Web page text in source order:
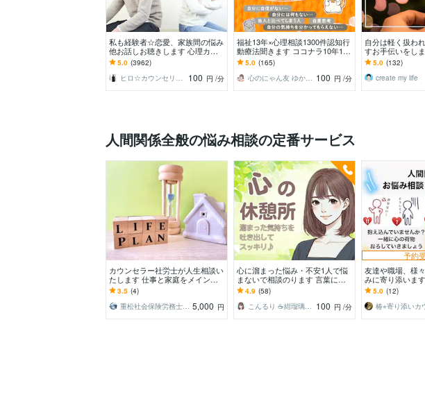
私も経験者☆恋愛、家族間の悩み
他お話しお聴きします 心理カウ
ンセラーが恋愛・復縁・夫婦問題
等☆解決策を共有します
5.0 (3962)
ヒロ☆カウンセリング＆コンサルティング
100 円 /分
福祉13年×心理相談1300件認知行
動療法聞きます ココナラ10年130
0件で人間関係の悩みに寄り添い
アドバイス
5.0 (165)
心のにゃん友 ゆかこ【うつ・復縁相談】 100 円 /分
自分は軽く扱わ
すお手伝いをし
る、都合よく使
を取られるとき
5.0 (132)
create my life
人間関係全般の悩み相談の定番サービス
カウンセラー社労士が人生相談い
たします 仕事と家庭をメインと
した人生相談全般 1か月間徹底
サポート
3.5 (4)
重松社会保険労務士事務所 5,000 円
心に溜まった悩み・不安1人で悩
まないで相談のります 言葉にし
ていない寂しさや不安・体調の変
化を吐き出してスッキリ
4.9 (58)
こんるり ☕紺瑠璃☕ ☘️心の休憩所☘️ 100 円 /分
予約
友達や職場、様
みに寄り添いま
んか？誰にも内
きる場所⭐︎
5.0 (12)